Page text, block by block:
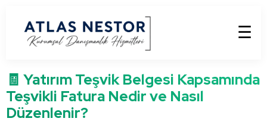
☰
🧾 Yatırım Teşvik Belgesi Kapsamında
Teşvikli Fatura Nedir ve Nasıl
Düzenlenir?